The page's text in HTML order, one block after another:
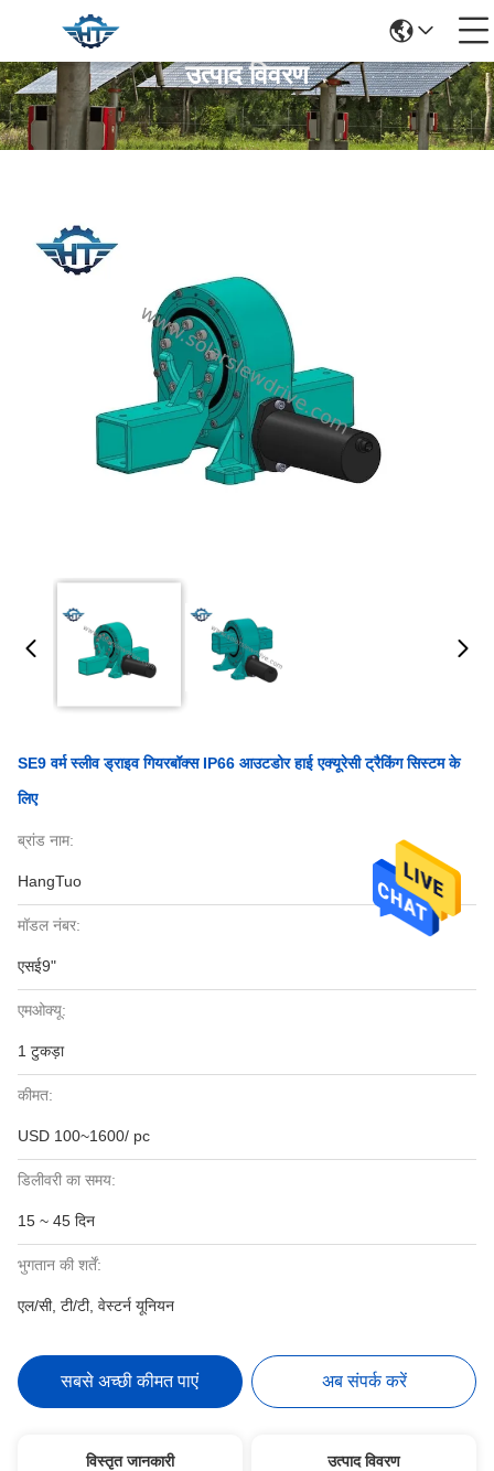
उत्पाद विवरण
SE9 वर्म स्लीव ड्राइव गियरबॉक्स IP66 आउटडोर हाई एक्यूरेसी ट्रैकिंग सिस्टम के
लिए
ब्रांड नाम:
HangTuo
मॉडल नंबर:
एसई9"
एमओक्यू:
1 टुकड़ा
कीमत:
USD 100~1600/ pc
डिलीवरी का समय:
15 ~ 45 दिन
भुगतान की शर्तें:
एल/सी, टी/टी, वेस्टर्न यूनियन
सबसे अच्छी कीमत पाएं अब संपर्क करें
विस्तृत जानकारी उत्पाद विवरण